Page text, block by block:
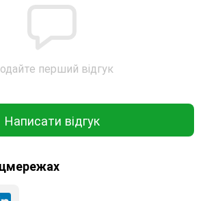
перший відгук
Написати відгук